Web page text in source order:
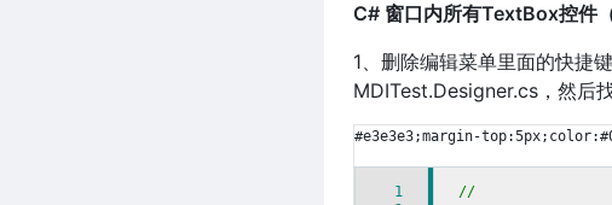
C# 窗口内所有TextBox控件
1、删除编辑菜单里面的快捷
MDITest.Designer.cs，然后
#e3e3e3;margin-
1
//